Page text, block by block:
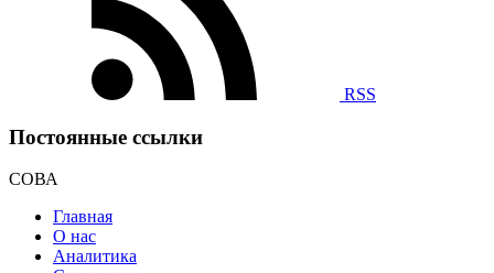
RSS
Постоянные ссылки
СОВА
Главная
О нас
Аналитика